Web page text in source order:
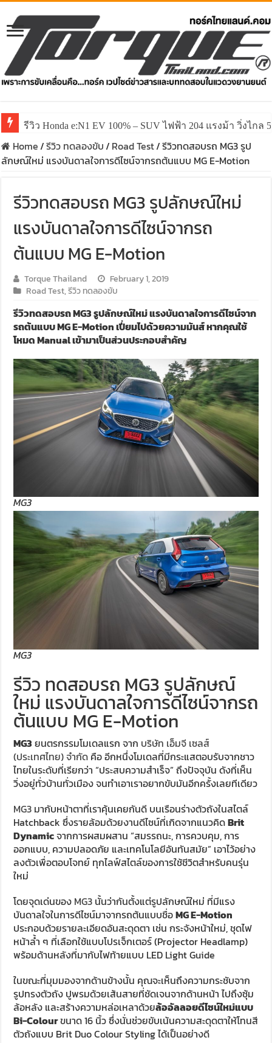
รีวิว ลองขับ All New GWM HAVAL H6 ปรับโฉมหน้าใหม่
Home/รีวิว ทดลองขับ/ Road Test/รีวิวทดสอบรถ MG3 รูป
ลักษณ์ใหม่ แรงบันดาลใจการดีไซน์จากรถต้นแบบ MG E-Motion
รีวิวทดสอบรถ MG3 รูปลักษณ์ใหม่
แรงบันดาลใจการดีไซน์จากรถ
ต้นแบบ MG E-Motion
Torque Thailand
February 1, 2019
Road Test,รีวิว ทดลองขับ
รีวิวทดสอบรถ MG3 รูปลักษณ์ใหม่ แรงบันดาลใจการดีไซน์จาก
รถต้นแบบ MG E-Motion เปี่ยมไปด้วยความมันส์ หากคุณใช้
โหมด Manual เข้ามาเป็นส่วนประกอบสำคัญ
MG3
MG3
รีวิว ทดสอบรถ MG3 รูปลักษณ์
ใหม่ แรงบันดาลใจการดีไซน์จากรถ
ต้นแบบ MG E-Motion
MG3 ยนตรกรรมโมเดลแรก จาก บริษัท เอ็มจี เซลส์
(ประเทศไทย) จำกัด คือ อีกหนึ่งโมเดลที่มีกระแสตอบรับจากชาว
ไทยในระดับที่เรียกว่า “ประสบความสำเร็จ” ถึงปัจจุบัน ดังที่เห็น
วิ่งอยู่ทั่วบ้านทั่วเมือง จนทำเอาเราอยากขับมันอีกครั้งเลยทีเดียว
MG3 มากับหน้าตาที่เราคุ้นเคยกันดี บนเรือนร่างตัวถังในสไตล์
Hatchback ซึ่งรายล้อมด้วยงานดีไซน์ที่เกิดจากแนวคิดBrit
Dynamicจากการผสมผสาน “สมรรถนะ, การควบคุม, การ
ออกแบบ, ความปลอดภัย และเทคโนโลยีอันทันสมัย” เอาไว้อย่าง
ลงตัวเพื่อตอบโจทย์ ทุกไลฟ์สไตล์ของการใช้ชีวิตสำหรับคนรุ่น
ใหม่
โดยจุดเด่นของ MG3 นั้นว่ากันตั้งแต่รูปลักษณ์ใหม่ ที่มีแรง
บันดาลใจในการดีไซน์มาจากรถต้นแบบชื่อMG E-Motion
ประกอบด้วยรายละเอียดอันสะดุดตา เช่น กระจังหน้าใหม่, ชุดไฟ
หน้าล้ำ ๆ ที่เลือกใช้แบบโปรเจ็กเตอร์ (Projector Headlamp)
พร้อมด้านหลังที่มากับไฟท้ายแบบ LED Light Guide
ในขณะที่มุมมองจากด้านข้างนั้น คุณจะเห็นถึงความกระชับจาก
รูปทรงตัวถัง ปูพรมด้วยเส้นสายที่ชัดเจนจากด้านหน้า ไปถึงซุ้ม
ล้อหลัง และสร้างความหล่อเหลาด้วยล้ออัลลอยดีไซน์ใหม่แบบ
Bi-Colourขนาด 16 นิ้ว ซึ่งนั่นช่วยขับเน้นความสะดุดตาให้โทนสี
ตัวถังแบบ Brit Duo Colour Styling ได้เป็นอย่างดี